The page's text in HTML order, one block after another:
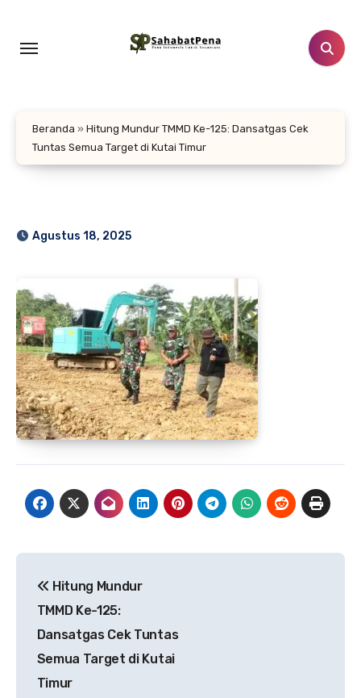
konten
Beranda » Hitung Mundur TMMD Ke-125: Dansatgas Cek
Tuntas Semua Target di Kutai Timur
Agustus 18, 2025
pos
Hitung Mundur
TMMD Ke-125:
Dansatgas Cek Tuntas
Semua Target di Kutai
Timur